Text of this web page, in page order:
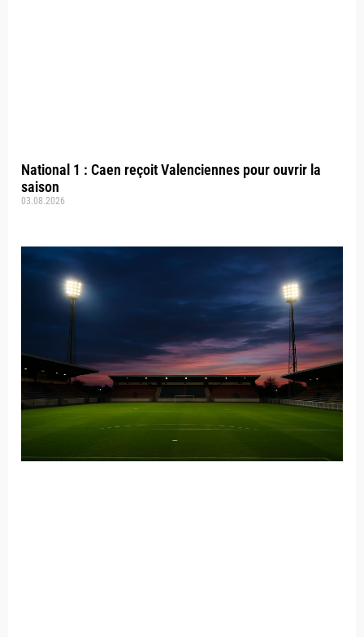
National 1 : Caen reçoit Valenciennes pour ouvrir la
saison
03.08.2026